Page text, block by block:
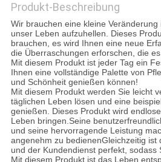
Produkt-Beschreibung
Wir brauchen eine kleine
unser Leben aufzuhellen. Dieses
brauchen, es wird Ihnen eine neue
die Überraschungen erforschen, die
Mit diesem Produkt ist jeder Tag ein
Ihnen eine vollständige Palette von
und Schönheit genießen können!
Mit diesem Produkt werden Sie leicht
täglichen Leben lösen und eine
genießen. Dieses Produkt wird
Leben bringen.Seine
und seine hervorragende Leistung
angenehm zu bedienenGleichzeitig ist
und der Kundendienst perfekt, sodass
Mit diesem Produkt ist das Leben